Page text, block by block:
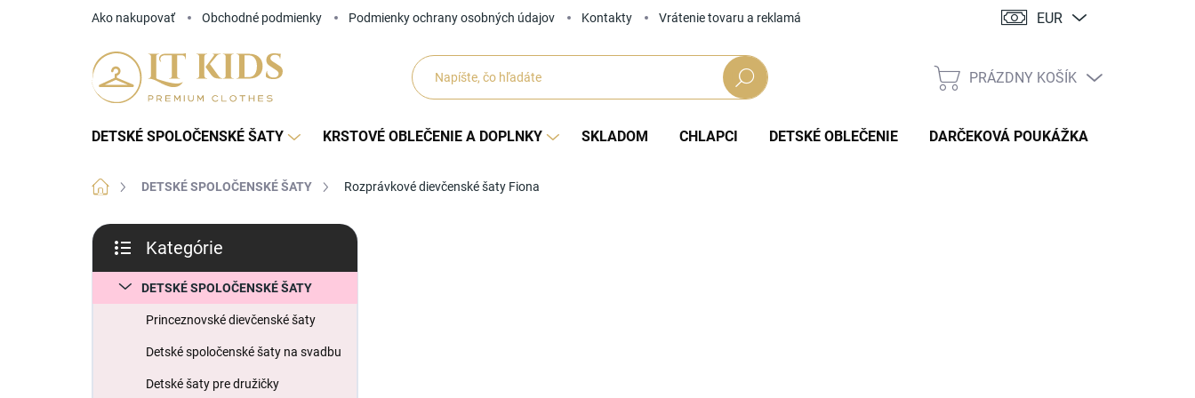
Ako nakupovať Obchodné podmienky Podmienky ochrany osobných údajov Kontakty Vrátenie tovaru a reklamácia EUR
Hľadať
NÁKUPNÝ
PRÁZDNY KOŠÍK
DETSKÉ SPOLOČENSKÉ ŠATY KRSTOVÉ OBLEČENIE A DOPLNKY SKLADOM CHLAPCI DETSKÉ OBLEČENIE DARČEKOVÁ POUKÁŽKA
DomovDETSKÉ SPOLOČENSKÉ ŠATY Rozprávkové dievčenské šaty Fiona
B
č
ý
kategórie
Kategórie
DETSKÉ SPOLOČENSKÉ ŠATY
Princeznovské dievčenské šaty
Detské spoločenské šaty na svadbu
Detské šaty pre družičky